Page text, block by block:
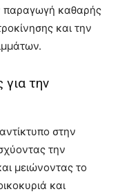
παραγωγή καθαρής
και την
την
στην
την
μειώνοντας το
και